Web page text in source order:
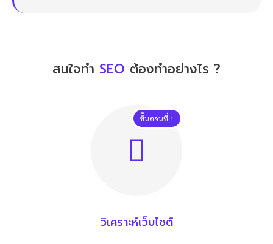
สนใจทำ SEO ต้องทำอย่างไร ?
ขั้นตอนที่ 1
วิเคราะห์เว็บไซต์